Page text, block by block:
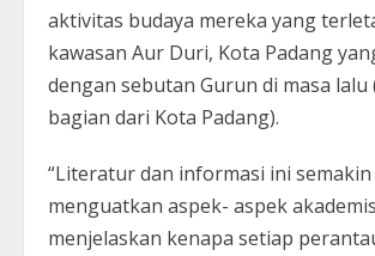
aktivitas budaya mereka yang
kawasan Aur Duri, Kota Padang
dengan sebutan Gurun di masa lalu
bagian dari Kota Padang).
“Literatur dan informasi ini semakin
menguatkan aspek- aspek
menjelaskan kenapa setiap